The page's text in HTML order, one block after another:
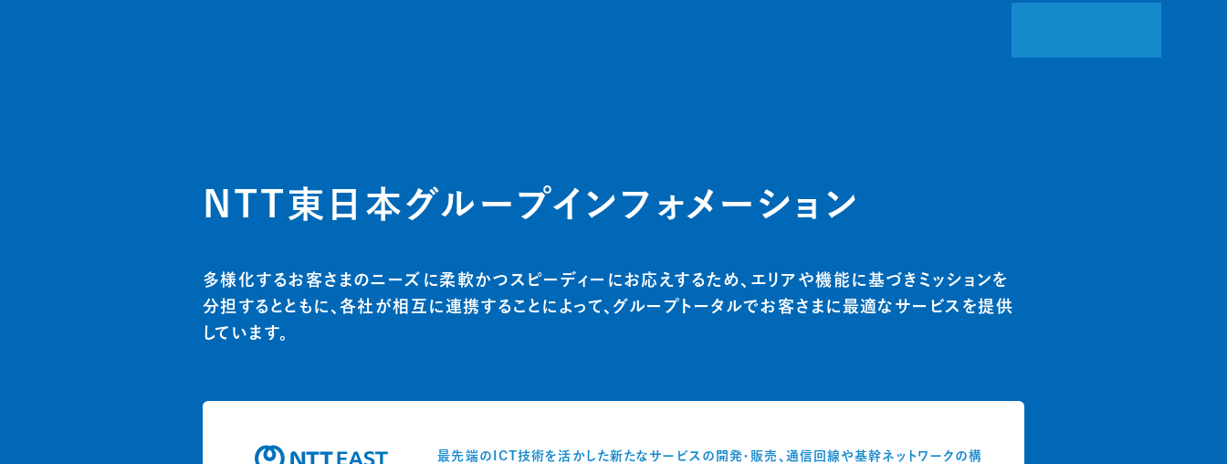
NTT東日本グループインフォメーション
多様化するお客さまのニーズに柔軟かつスピーディーにお応えするため、エリアや機能に基づきミッションを
分担するとともに、各社が相互に連携することによって、グループトータルでお客さまに最適なサービスを提供
しています。
最先端のICT技術を活かした新たなサービスの開発・販売、通信回線や基幹ネットワークの構